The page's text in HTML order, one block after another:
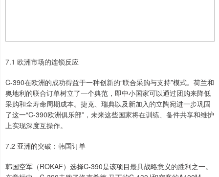
7.1 欧洲市场的连锁反应
C-390在欧洲的成功得益于一种创新的“联合采购与支持”模式。荷兰和
奥地利的联合订单树立了一个典范，即中小国家可以通过团购来降低
采购和全寿命周期成本。捷克、瑞典以及新加入的立陶宛进一步巩固
了这一“C-390欧洲俱乐部”，未来这些国家将在训练、备件共享和维护
上实现深度互操作。
7.2 亚洲的突破：韩国订单
韩国空军（ROKAF）选择C-390是该项目最具战略意义的胜利之一。